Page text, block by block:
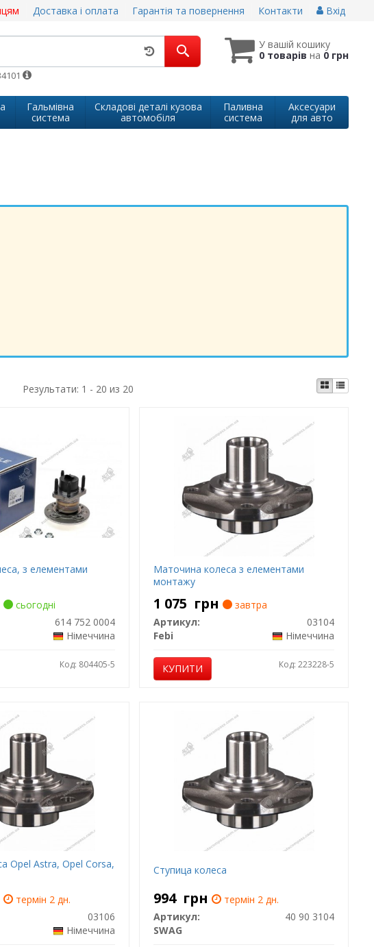
Доставка і оплата Гарантія та повернення Контакти Вхід
У вашій кошику
0 товарів на 0 грн
Гальмівна
система
Складові деталі кузова
автомобіля
Паливна
система
Аксесуари
для авто
Результати: 1 - 20 из 20
з елементами
сьогодні
614 752 0004
Німеччина
Код: 804405-5
Маточина колеса з елементами
монтажу
1 075 грн
завтра
Артикул:
03104
Febi
Німеччина
КУПИТИ Код: 223228-5
Opel Astra, Opel Corsa,
термін 2 дн.
03106
Німеччина
Ступица колеса
994 грн
термін 2 дн.
Артикул:
40 90 3104
SWAG